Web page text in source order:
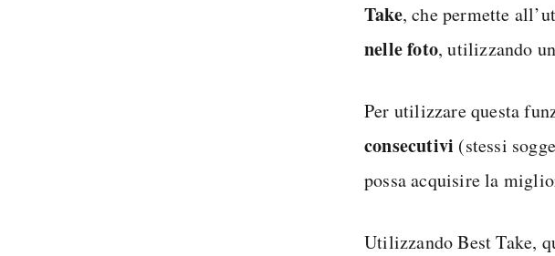
Take, che permette
nelle foto, utilizzando
Per utilizzare questa
consecutivi (stessi
possa acquisire la
Utilizzando Best Take,